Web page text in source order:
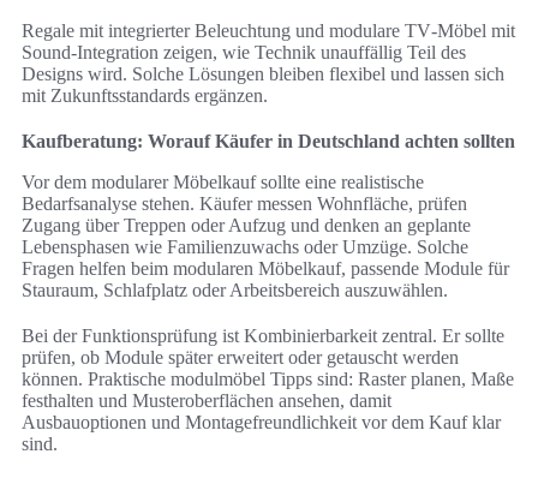
Regale mit integrierter Beleuchtung und modulare TV‑Möbel mit
Sound‑Integration zeigen, wie Technik unauffällig Teil des
Designs wird. Solche Lösungen bleiben flexibel und lassen sich
mit Zukunftsstandards ergänzen.
Kaufberatung: Worauf Käufer in Deutschland achten sollten
Vor dem modularer Möbelkauf sollte eine realistische
Bedarfsanalyse stehen. Käufer messen Wohnfläche, prüfen
Zugang über Treppen oder Aufzug und denken an geplante
Lebensphasen wie Familienzuwachs oder Umzüge. Solche
Fragen helfen beim modularen Möbelkauf, passende Module für
Stauraum, Schlafplatz oder Arbeitsbereich auszuwählen.
Bei der Funktionsprüfung ist Kombinierbarkeit zentral. Er sollte
prüfen, ob Module später erweitert oder getauscht werden
können. Praktische modulmöbel Tipps sind: Raster planen, Maße
festhalten und Musteroberflächen ansehen, damit
Ausbauoptionen und Montagefreundlichkeit vor dem Kauf klar
sind.